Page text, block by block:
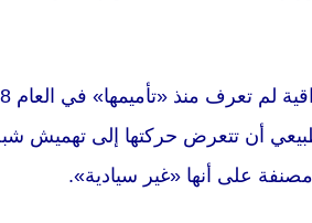
أن تتعرض حركتها إلى تهميش
مصنفة على أنها «غير سيادية».